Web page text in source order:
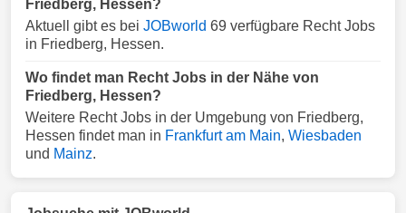
Friedberg, Hessen?
Aktuell gibt es bei JOBworld 69 verfügbare Recht Jobs
in Friedberg, Hessen.
Wo findet man Recht Jobs in der Nähe von
Friedberg, Hessen?
Weitere Recht Jobs in der Umgebung von Friedberg,
Hessen findet man in Frankfurt am Main, Wiesbaden
und Mainz.